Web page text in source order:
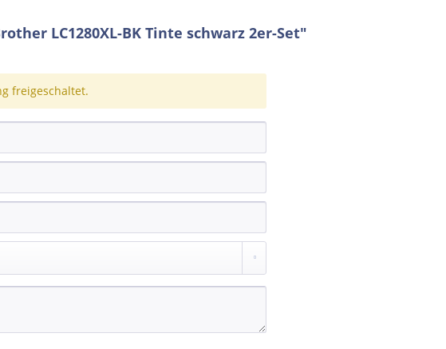
LC1280XL-BK Tinte schwarz 2er-Set"
freigeschaltet.